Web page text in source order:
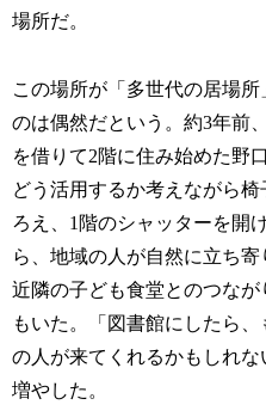
場所だ。
この場所が「多世代の居場所
のは偶然だという。約3年前
を借りて2階に住み始めた野
どう活用するか考えながら椅
ろえ、1階のシャッターを開
ら、地域の人が自然に立ち寄
近隣の子ども食堂とのつなが
もいた。「図書館にしたら、
の人が来てくれるかもしれな
増やした。